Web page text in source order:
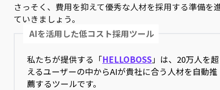
さっそく、費用を抑えて優秀な人材を採用する準備を
ていきましょう。
AIを活用した低コスト採用ツール
私たちが提供する「HELLOBOSS」は、20万人を超
えるユーザーの中からAIが貴社に合う人材を自動推
薦するツールです。